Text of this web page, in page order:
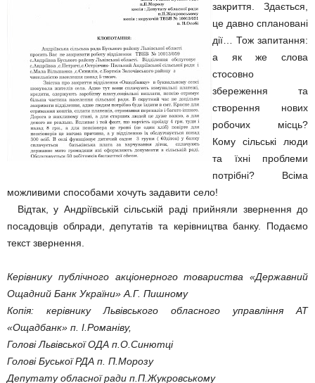
закриття. Здається,
це давно сплановані
дії… Тож запитання:
а як же слова
стосовно
збереження та
створення нових
робочих місць?
Кому сільські люди
та їхні проблеми
потрібні? Всіма
можливими способами хочуть задавити село!
Відтак, у Андріївській сільській раді прийняли звернення до
посадовців облради, депутатів та керівництва банку. Подаємо
текст звернення.
Керівнику публічного акціонерного товариства «Державний
Ощадний Банк України» А.Г. Пишному
Копія: керівнику Львівського обласного управління АТ
«Ощадбанк» п. І.Романіву,
Голові Львівської ОДА п.О.Синютці
Голові Буської РДА п. П.Морозу
Депутату обласної ради п.П.Жукровському